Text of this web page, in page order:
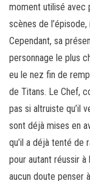
moment utilisé avec
scènes de
Cependant, sa
personnage le plus
eu le nez fin de
de Titans. Le Chef,
pas si altruiste qu’il
sont déjà mises en
qu’il a déjà tenté de
pour autant réussir
aucun doute penser